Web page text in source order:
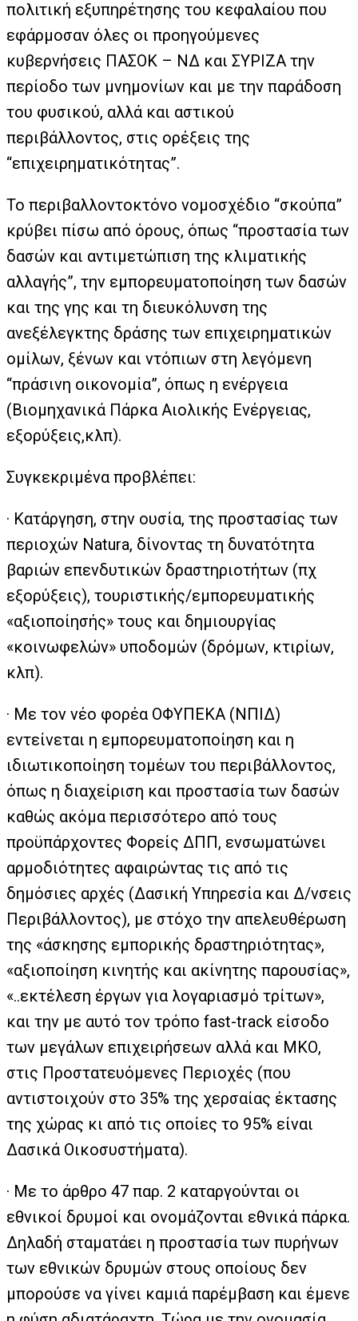
πολιτική εξυπηρέτησης του κεφαλαίου που
εφάρμοσαν όλες οι προηγούμενες
κυβερνήσεις ΠΑΣΟΚ – ΝΔ και ΣΥΡΙΖΑ την
περίοδο των μνημονίων και με την παράδοση
του φυσικού, αλλά και αστικού
περιβάλλοντος, στις ορέξεις της
“επιχειρηματικότητας”.
Το περιβαλλοντοκτόνο νομοσχέδιο “σκούπα”
κρύβει πίσω από όρους, όπως “προστασία των
δασών και αντιμετώπιση της κλιματικής
αλλαγής”, την εμπορευματοποίηση των δασών
και της γης και τη διευκόλυνση της
ανεξέλεγκτης δράσης των επιχειρηματικών
ομίλων, ξένων και ντόπιων στη λεγόμενη
“πράσινη οικονομία”, όπως η ενέργεια
(Βιομηχανικά Πάρκα Αιολικής Ενέργειας,
εξορύξεις,κλπ).
Συγκεκριμένα προβλέπει:
· Κατάργηση, στην ουσία, της προστασίας των
περιοχών Natura, δίνοντας τη δυνατότητα
βαριών επενδυτικών δραστηριοτήτων (πχ
εξορύξεις), τουριστικής/εμπορευματικής
«αξιοποίησής» τους και δημιουργίας
«κοινωφελών» υποδομών (δρόμων, κτιρίων,
κλπ).
· Με τον νέο φορέα ΟΦΥΠΕΚΑ (ΝΠΙΔ)
εντείνεται η εμπορευματοποίηση και η
ιδιωτικοποίηση τομέων του περιβάλλοντος,
όπως η διαχείριση και προστασία των δασών
καθώς ακόμα περισσότερο από τους
προϋπάρχοντες Φορείς ΔΠΠ, ενσωματώνει
αρμοδιότητες αφαιρώντας τις από τις
δημόσιες αρχές (Δασική Υπηρεσία και Δ/νσεις
Περιβάλλοντος), με στόχο την απελευθέρωση
της «άσκησης εμπορικής δραστηριότητας»,
«αξιοποίηση κινητής και ακίνητης παρουσίας»,
«..εκτέλεση έργων για λογαριασμό τρίτων»,
και την με αυτό τον τρόπο fast-track είσοδο
των μεγάλων επιχειρήσεων αλλά και ΜΚΟ,
στις Προστατευόμενες Περιοχές (που
αντιστοιχούν στο 35% της χερσαίας έκτασης
της χώρας κι από τις οποίες το 95% είναι
Δασικά Οικοσυστήματα).
· Με το άρθρο 47 παρ. 2 καταργούνται οι
εθνικοί δρυμοί και ονομάζονται εθνικά πάρκα.
Δηλαδή σταματάει η προστασία των πυρήνων
των εθνικών δρυμών στους οποίους δεν
μπορούσε να γίνει καμιά παρέμβαση και έμενε